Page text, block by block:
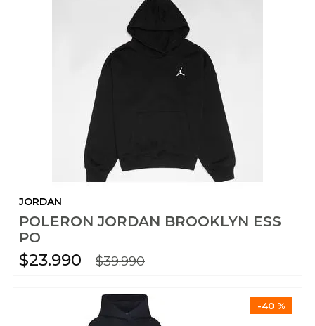
JORDAN
POLERON JORDAN BROOKLYN ESS
PO
$23.990 $39.990
-40 %